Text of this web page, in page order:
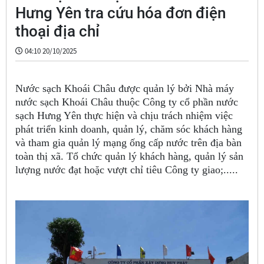
Hưng Yên tra cứu hóa đơn điện
thoại địa chỉ
04:10 20/10/2025
Nước sạch Khoái Châu được quản lý bởi Nhà máy
nước sạch Khoái Châu thuộc Công ty cổ phần nước
sạch Hưng Yên thực hiện và chịu trách nhiệm việc
phát triển kinh doanh, quản lý, chăm sóc khách hàng
và tham gia quản lý mạng ống cấp nước trên địa bàn
toàn thị xã. Tổ chức quản lý khách hàng, quản lý sản
lượng nước đạt hoặc vượt chỉ tiêu Công ty giao;.....